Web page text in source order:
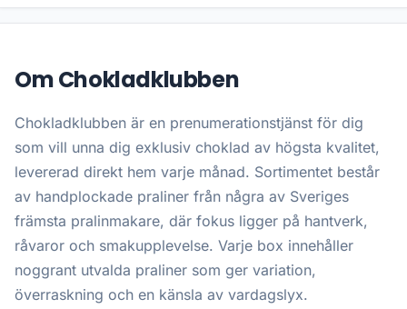
Om Chokladklubben
Chokladklubben är en prenumerationstjänst för dig
som vill unna dig exklusiv choklad av högsta kvalitet,
levererad direkt hem varje månad. Sortimentet består
av handplockade praliner från några av Sveriges
främsta pralinmakare, där fokus ligger på hantverk,
råvaror och smakupplevelse. Varje box innehåller
noggrant utvalda praliner som ger variation,
överraskning och en känsla av vardagslyx.